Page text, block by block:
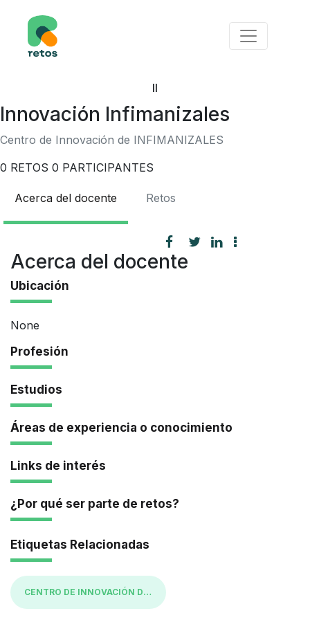
II
Innovación Infimanizales
Centro de Innovación de INFIMANIZALES
0 RETOS 0 PARTICIPANTES
Acerca del docente Retos
Acerca del docente
Ubicación
None
Profesión
Estudios
Áreas de experiencia o conocimiento
Links de interés
¿Por qué ser parte de retos?
Etiquetas Relacionadas
CENTRO DE INNOVACIÓN DE INFIMANIZALES